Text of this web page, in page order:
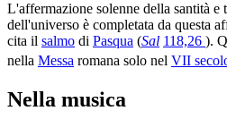
L'affermazione solenne della santità e
dell'universo è completata da questa
cita il salmo di Pasqua (Sal 118,26 ).
nella Messa romana solo nel VII
Nella musica